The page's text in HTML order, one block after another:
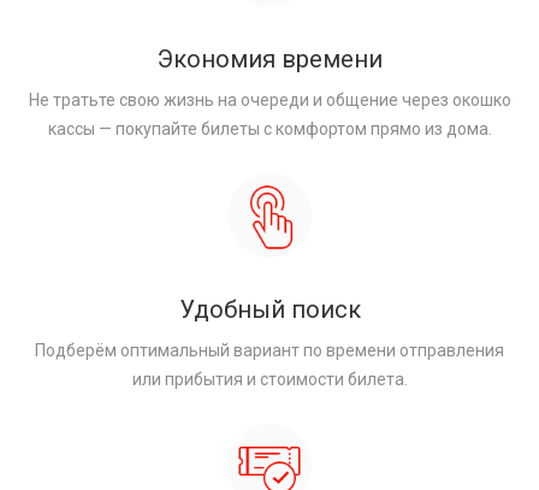
Экономия времени
Не тратьте свою жизнь на очереди и общение через окошко
кассы — покупайте билеты с комфортом прямо из дома.
Удобный поиск
Подберём оптимальный вариант по времени отправления
или прибытия и стоимости билета.